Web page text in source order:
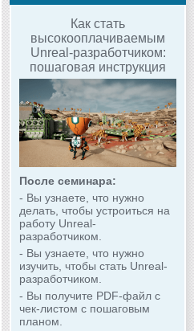
Как стать
высокооплачиваемым
Unreal-разработчиком:
пошаговая инструкция
После семинара:
- Вы узнаете, что нужно
делать, чтобы устроиться на
работу Unreal-
разработчиком.
- Вы узнаете, что нужно
изучить, чтобы стать Unreal-
разработчиком.
- Вы получите PDF-файл с
чек-листом с пошаговым
планом.